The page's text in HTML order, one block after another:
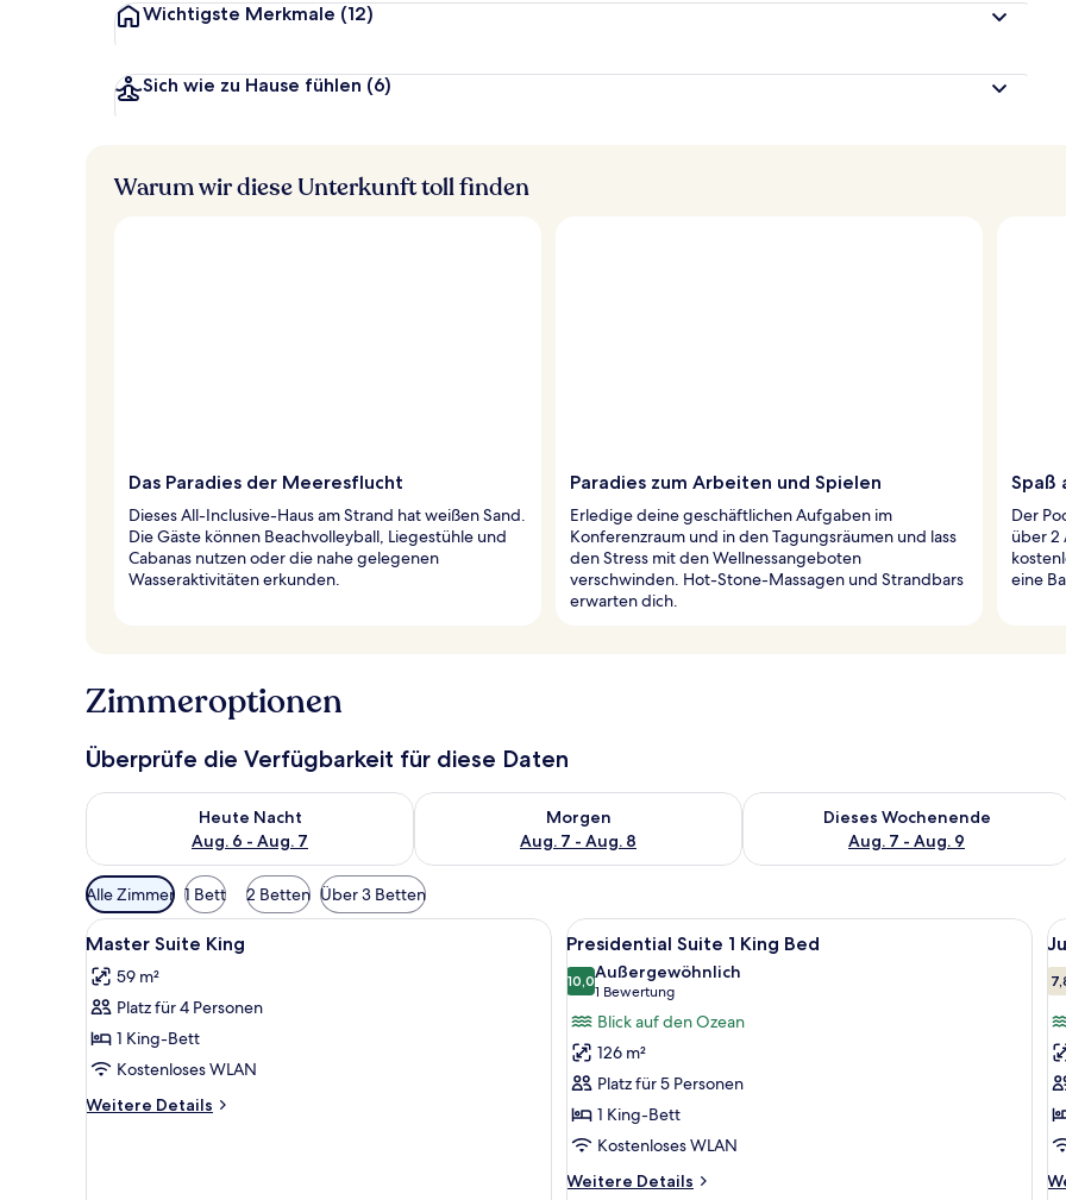
Wichtigste Merkmale (12)
Sich wie zu Hause fühlen (6)
Warum wir diese Unterkunft toll finden
Das Paradies der Meeresflucht
Dieses All-Inclusive-Haus am Strand hat weißen Sand.
Die Gäste können Beachvolleyball, Liegestühle und
Cabanas nutzen oder die nahe gelegenen
Wasseraktivitäten erkunden.
Paradies zum Arbeiten und Spielen
Erledige deine geschäftlichen Aufgaben im
Konferenzraum und in den Tagungsräumen und lass
den Stress mit den Wellnessangeboten
verschwinden. Hot-Stone-Massagen und Strandbars
erwarten dich.
Spaß
Der
über 2
eine
Zimmeroptionen
Überprüfe die Verfügbarkeit für diese Daten
Heute Nacht
Aug. 6 - Aug. 7
Überprüfe die Verfügbarkeit für heute Nacht, Aug. 6 - Aug. 7.
Morgen
Aug. 7 - Aug. 8
Überprüfe die Verfügbarkeit für morgen, Aug. 7 - Aug. 8.
Dieses Wochenende
Aug. 7 - Aug. 9
Überprüfe die Verfügbarkeit für
Verfügbare
Filter
für
Zimmer
Alle Zimmer 1 Bett 2 Betten Über 3 Betten
Alle
Fotos
für
Master
Suite
King
anzeigen
Ein modernes Hotelzimmer mit einem großen Bett, Nachttischlampen, einem Flachbildfernseher und
4
Master Suite King
59 m²
Platz für 4 Personen
1 King-Bett
Kostenloses WLAN
Weitere Details
Weitere
Alle
Fotos
für
Presidential
Suite
1
King
Bed
anzeigen
Ein geräumiges Hotelzimmer mit
4
Presidential Suite 1 King Bed
10,010,0 von 10
Außergewöhnlich
1 Bewertung
(1
Bewertung)
Blick auf den Ozean
126 m²
Platz für 5 Personen
1 King-Bett
Kostenloses WLAN
Weitere Details
Weitere